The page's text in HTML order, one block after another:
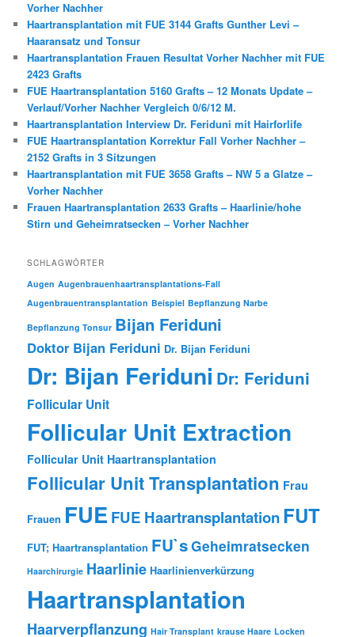
Vorher Nachher
Haartransplantation mit FUE 3144 Grafts Gunther Levi –
Haaransatz und Tonsur
Haartransplantation Frauen Resultat Vorher Nachher mit FUE
2423 Grafts
FUE Haartransplantation 5160 Grafts – 12 Monats Update –
Verlauf/Vorher Nachher Vergleich 0/6/12 M.
Haartransplantation Interview Dr. Feriduni mit Hairforlife
FUE Haartransplantation Korrektur Fall Vorher Nachher –
2152 Grafts in 3 Sitzungen
Haartransplantation mit FUE 3658 Grafts – NW 5 a Glatze –
Vorher Nachher
Frauen Haartransplantation 2633 Grafts – Haarlinie/hohe
Stirn und Geheimratsecken – Vorher Nachher
SCHLAGWÖRTER
Augen Augenbrauenhaartransplantations-Fall
Augenbrauentransplantation Beispiel Bepflanzung Narbe
Bepflanzung Tonsur Bijan Feriduni
Doktor Bijan Feriduni Dr. Bijan Feriduni
Dr: Bijan Feriduni Dr: Feriduni
Follicular Unit
Follicular Unit Extraction
Follicular Unit Haartransplantation
Follicular Unit Transplantation Frau
Frauen FUE FUE HaartransplantationFUT
FUT; Haartransplantation FU`sGeheimratsecken
Haarchirurgie Haarlinie Haarlinienverkürzung
Haartransplantation
Haarverpflanzung Hair Transplant krause Haare Locken